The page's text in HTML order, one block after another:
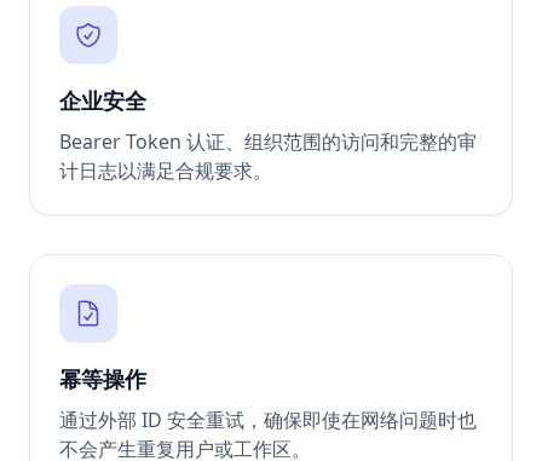
企业安全
Bearer Token 认证、组织范围的访问和完整的审
计日志以满足合规要求。
幂等操作
通过外部 ID 安全重试，确保即使在网络问题时也
不会产生重复用户或工作区。